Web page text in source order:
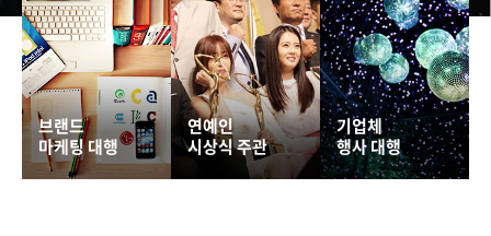
브랜드
마케팅 대행
연예인
시상식 주관
기업체
행사 대행